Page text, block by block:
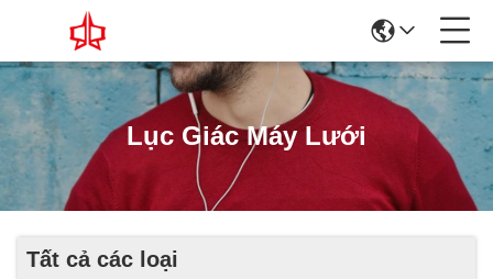
Lục Giác Máy Lưới
Tất cả các loại